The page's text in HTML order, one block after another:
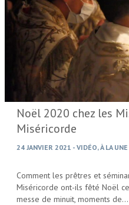
Noël 2020 chez les
Miséricorde
24 JANVIER 2021 - VIDÉO,À LA UNE
Comment les prêtres et
Miséricorde ont-ils fêté Noël
messe de minuit, moments de…